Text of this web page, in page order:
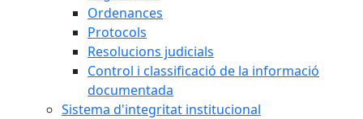
Ordenances
Protocols
Resolucions judicials
Control i classificació de la informació
documentada
Sistema d'integritat institucional